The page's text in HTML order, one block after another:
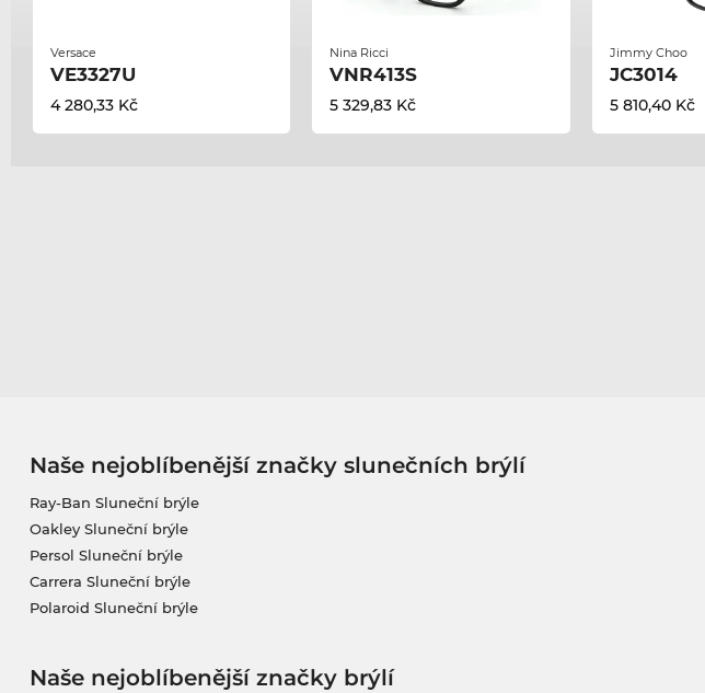
Versace
VE3327U
4 280,33 Kč
Nina Ricci
VNR413S
5 329,83 Kč
Jimmy Choo
JC3014
5 810,40 Kč
Naše nejoblíbenější značky slunečních brýlí
Ray-Ban Sluneční brýle
Oakley Sluneční brýle
Persol Sluneční brýle
Carrera Sluneční brýle
Polaroid Sluneční brýle
Naše nejoblíbenější značky brýlí